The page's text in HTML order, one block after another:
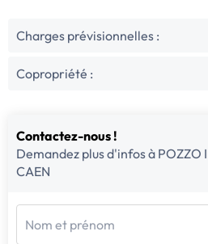
Charges prévisionnelles :
Copropriété :
Contactez-nous !
Demandez plus d'infos à POZZO
CAEN
Nom et prénom